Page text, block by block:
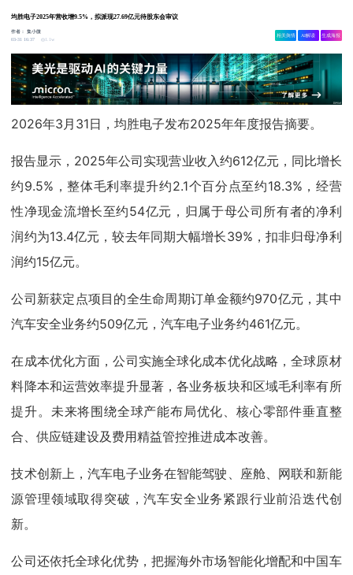
均胜电子2025年营收增9.5%，拟派现27.69亿元待股东会审议
作者：集小微
03-31 16:37
1.1w
相关舆情 AI解读 生成海报
2026年3月31日，均胜电子发布2025年年度报告摘要。
报告显示，2025年公司实现营业收入约612亿元，同比增长
约9.5%，整体毛利率提升约2.1个百分点至约18.3%，经营
性净现金流增长至约54亿元，归属于母公司所有者的净利
润约为13.4亿元，较去年同期大幅增长39%，扣非归母净利
润约15亿元。
公司新获定点项目的全生命周期订单金额约970亿元，其中
汽车安全业务约509亿元，汽车电子业务约461亿元。
在成本优化方面，公司实施全球化成本优化战略，全球原材
料降本和运营效率提升显著，各业务板块和区域毛利率有所
提升。未来将围绕全球产能布局优化、核心零部件垂直整
合、供应链建设及费用精益管控推进成本改善。
技术创新上，汽车电子业务在智能驾驶、座舱、网联和新能
源管理领域取得突破，汽车安全业务紧跟行业前沿迭代创
新。
公司还依托全球化优势，把握海外市场智能化增配和中国车